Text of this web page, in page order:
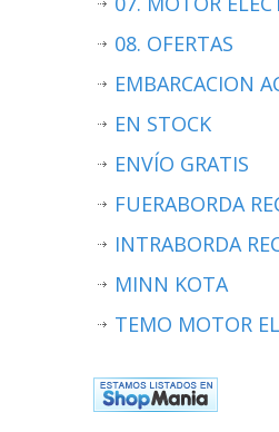
08. OFERTAS
EMBARCACION
EN STOCK
ENVÍO GRATIS
FUERABORDA
INTRABORDA
MINN KOTA
TEMO MOTOR